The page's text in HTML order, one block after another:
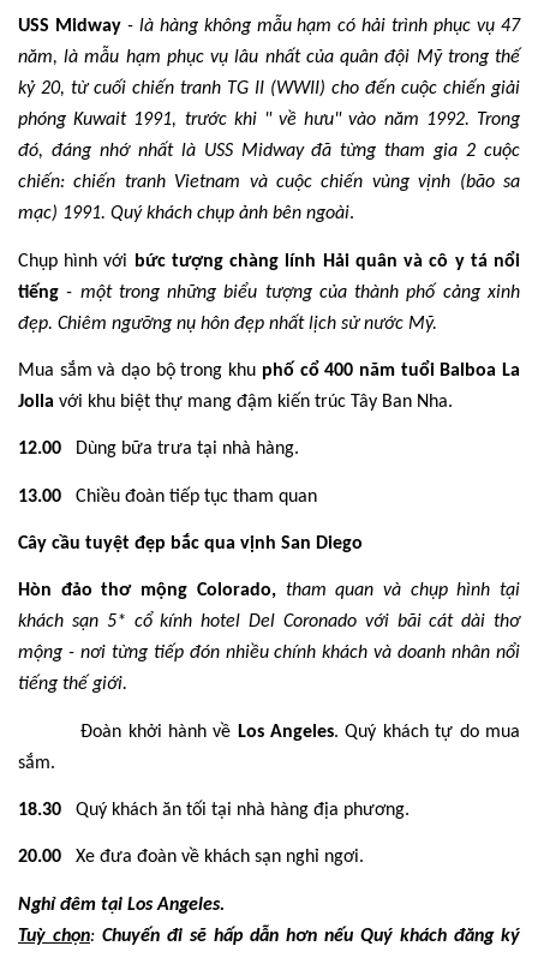
USS Midway- là hàng không mẫu hạm có hải trình phục vụ 47
năm, là mẫu hạm phục vụ lâu nhất của quân đội Mỹ trong thế
kỷ 20, từ cuối chiến tranh TG II (WWII) cho đến cuộc chiến giải
phóng Kuwait 1991, trước khi " về hưu" vào năm 1992. Trong
đó, đáng nhớ nhất là USS Midway đã từng tham gia 2 cuộc
chiến: chiến tranh Vietnam và cuộc chiến vùng vịnh (bão sa
mạc) 1991. Quý khách chụp ảnh bên ngoài.
Chụp hình với bức tượng chàng lính Hải quân và cô y tá nổi
tiếng- một trong những biểu tượng của thành phố cảng xinh
đẹp. Chiêm ngưỡng nụ hôn đẹp nhất lịch sử nước Mỹ.
Mua sắm và dạo bộ trong khu phố cổ 400 năm tuổi Balboa La
Jolla với khu biệt thự mang đậm kiến trúc Tây Ban Nha.
12.00 Dùng bữa trưa tại nhà hàng.
13.00 Chiều đoàn tiếp tục tham quan
Cây cầu tuyệt đẹp bắc qua vịnh San Diego
Hòn đảo thơ mộng Colorado, tham quan và chụp hình tại
khách sạn 5* cổ kính hotel Del Coronado với bãi cát dài thơ
mộng - nơi từng tiếp đón nhiều chính khách và doanh nhân nổi
tiếng thế giới.
Đoàn khởi hành về Los Angeles. Quý khách tự do mua
sắm.
18.30 Quý khách ăn tối tại nhà hàng địa phương.
20.00 Xe đưa đoàn về khách sạn nghỉ ngơi.
Nghỉ đêm tại Los Angeles.
Tuỳ chọn: Chuyến đi sẽ hấp dẫn hơn nếu Quý khách đăng ký